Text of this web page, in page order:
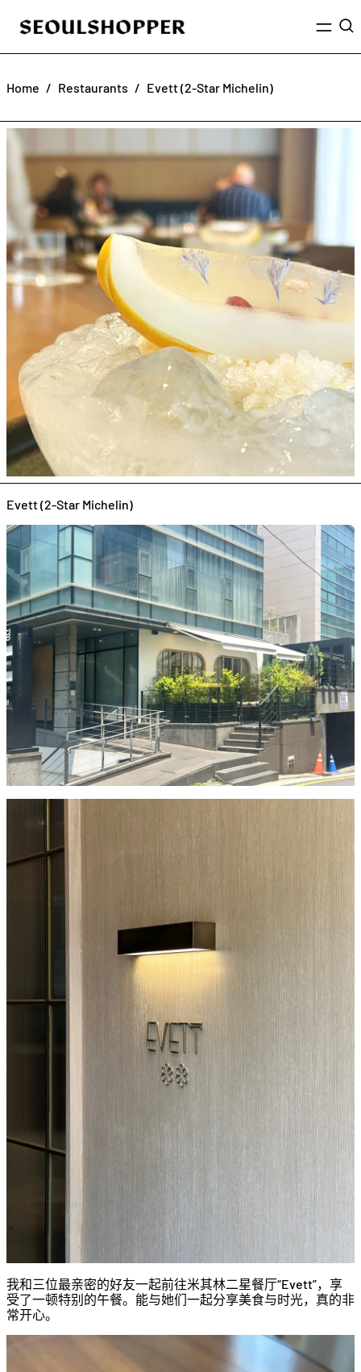
Menu
Home / Restaurants / Evett (2-Star Michelin)
Evett (2-Star Michelin)
我和三位最亲密的好友一起前往米其林二星餐厅“Evett”，享
受了一顿特别的午餐。能与她们一起分享美食与时光，真的非
常开心。